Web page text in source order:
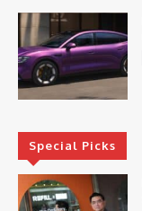
Special Picks